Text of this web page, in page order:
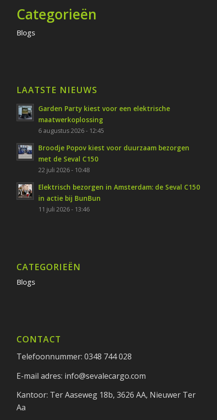
Categorieën
Blogs
LAATSTE NIEUWS
Garden Party kiest voor een elektrische
maatwerkoplossing
6 augustus 2026 - 12:45
Broodje Popov kiest voor duurzaam bezorgen
met de Seval C150
22 juli 2026 - 10:48
Elektrisch bezorgen in Amsterdam: de Seval C150
in actie bij BunBun
11 juli 2026 - 13:46
CATEGORIEËN
Blogs
CONTACT
Telefoonnummer: 0348 744 028
E-mail adres: info@sevalecargo.com
Kantoor: Ter Aaseweg 18b, 3626 AA, Nieuwer Ter
Aa